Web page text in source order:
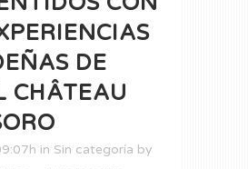
DE
CHÂTEAU
in Sin categoría by